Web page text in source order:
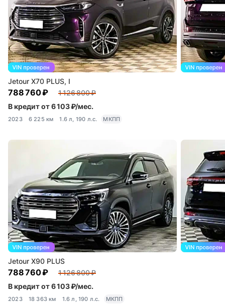
Jetour X70 PLUS, I
788 760 ₽
1 126 800 ₽
В кредит от 6 103 ₽/мес.
2023 6 225 км 1.6 л, 190 л.с. МКПП
Jetour X90 PLUS
788 760 ₽
1 126 800 ₽
В кредит от 6 103 ₽/мес.
2023 18 363 км 1.6 л, 190 л.с. МКПП